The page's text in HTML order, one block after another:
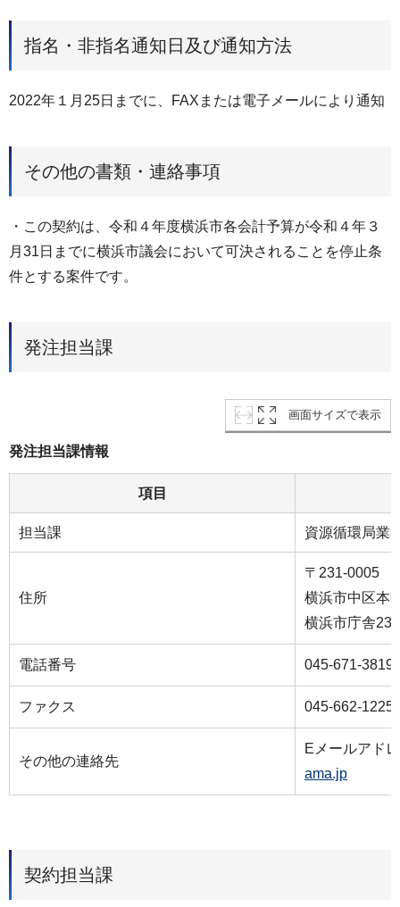
指名・非指名通知日及び通知方法
2022年１月25日までに、FAXまたは電子メールにより通知
その他の書類・連絡事項
・この契約は、令和４年度横浜市各会計予算が令和４年３
月31日までに横浜市議会において可決されることを停止条
件とする案件です。
発注担当課
画面サイズで表示
発注担当課情報
項目
担当課 資源循環局業
住所
〒231-0005
横浜市中区本
横浜市庁舎23
電話番号 045-671-3819
ファクス 045-662-1225
その他の連絡先
Eメールアド
ama.jp
契約担当課